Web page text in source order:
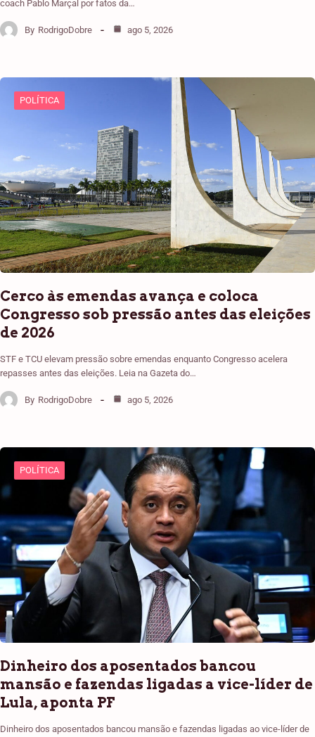
coach Pablo Marçal por fatos da…
By RodrigoDobre ago 5, 2026
POLÍTICA
Cerco às emendas avança e coloca
Congresso sob pressão antes das eleições
de 2026
STF e TCU elevam pressão sobre emendas enquanto Congresso acelera
repasses antes das eleições. Leia na Gazeta do…
By RodrigoDobre ago 5, 2026
POLÍTICA
Dinheiro dos aposentados bancou
mansão e fazendas ligadas a vice-líder de
Lula, aponta PF
Dinheiro dos aposentados bancou mansão e fazendas ligadas ao vice-líder de